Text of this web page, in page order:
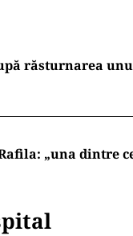
răsturnarea
„una dintre